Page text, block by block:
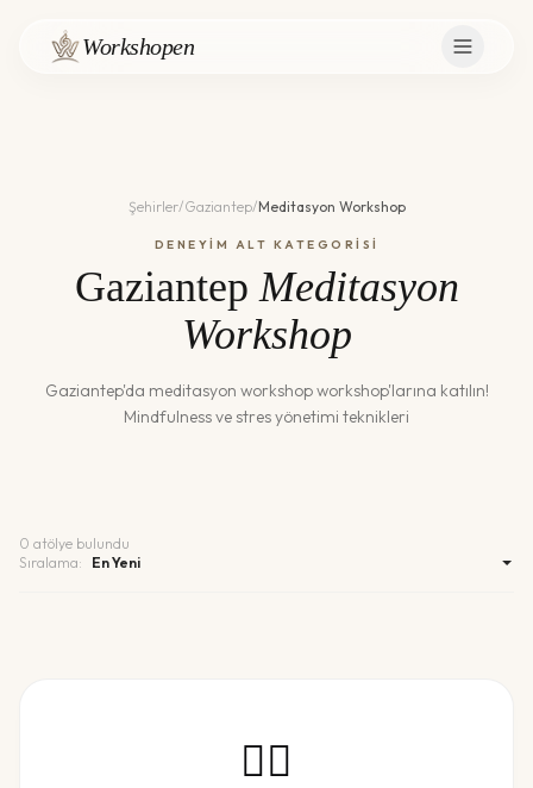
Workshopen
Şehirler/Gaziantep/Meditasyon Workshop
DENEYİM ALT KATEGORİSİ
Gaziantep Meditasyon
Workshop
Gaziantep'da meditasyon workshopworkshop'larına katılın!
Mindfulness ve stres yönetimi teknikleri
0 atölye bulundu
Sıralama:
🧘‍♀️